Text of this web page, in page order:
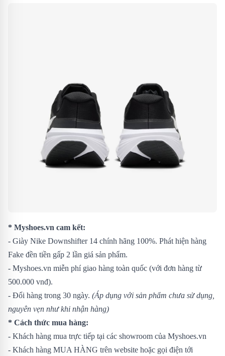
* Myshoes.vn cam kết:
- Giày Nike Downshifter 14 chính hãng 100%. Phát hiện hàng
Fake đền tiền gấp 2 lần giá sản phẩm.
- Myshoes.vn miễn phí giao hàng toàn quốc (với đơn hàng từ
500.000 vnđ).
- Đổi hàng trong 30 ngày. (Áp dụng với sản phẩm chưa sử dụng,
nguyên vẹn như khi nhận hàng)
* Cách thức mua hàng:
- Khách hàng mua trực tiếp tại các showroom của Myshoes.vn
- Khách hàng MUA HÀNG trên website hoặc gọi điện tới